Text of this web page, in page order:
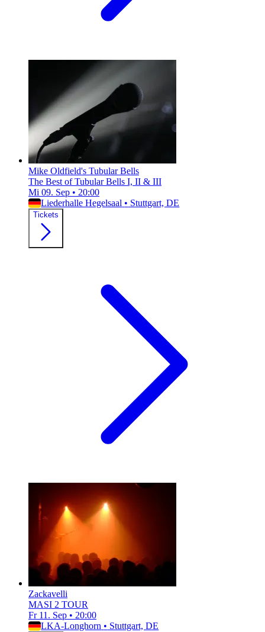
Mike Oldfield's Tubular Bells
The Best of Tubular Bells I, II & III
Mi 09. Sep • 20:00
Liederhalle Hegelsaal • Stuttgart, DE
Tickets
Zackavelli
MASI 2 TOUR
Fr 11. Sep • 20:00
LKA-Longhorn • Stuttgart, DE